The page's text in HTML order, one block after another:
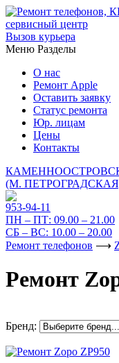
Вызов курьера
Меню Разделы
О нас
Ремонт Apple
Оставить заявку
Статус ремонта
Юр. лицам
Цены
Контакты
(М.
953-94-11
ПН – ПТ: 09.00 – 21.00
СБ – ВС: 10.00 – 20.00
Ремонт телефонов ⟶
Ремонт
Бренд: